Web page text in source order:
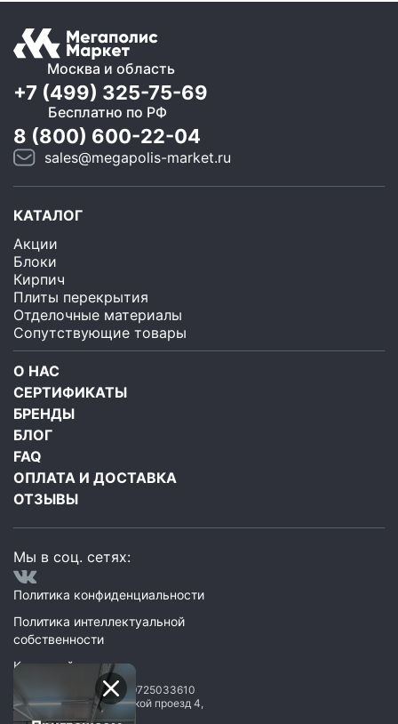
Москва и область
+7 (499) 325-75-69
Бесплатно по РФ
8 (800) 600-22-04
sales@megapolis-market.ru
КАТАЛОГ
Акции
Блоки
Кирпич
Плиты перекрытия
Отделочные материалы
Сопутствующие товары
О НАС
СЕРТИФИКАТЫ
БРЕНДЫ
БЛОГ
FAQ
ОПЛАТА И ДОСТАВКА
ОТЗЫВЫ
Мы в соц. сетях:
Политика конфиденциальности
Политика интеллектуальной
собственности
Карта сайта
ИНН: 9725033610
119071,Москва,2 Донской проезд 4,
строение 1, пом. 435